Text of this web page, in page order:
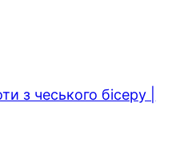
з чеського бісеру |